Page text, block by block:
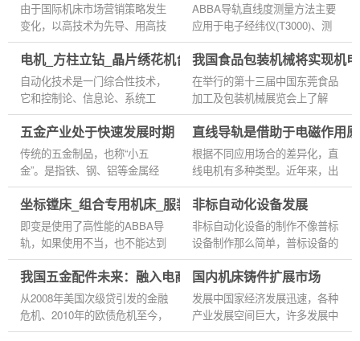
由于国际机床市场营销策略发生
变化，以高技术为先导、用高技
术装配的低价格中档机床产品迅
速占领中国机床市场，对中国国
内机床企业提出严峻挑战。...
ABBA导轨直线度测量方法主要
应用于电子经纬仪(T3000)、测
距仪(DI2002)、电子水准仪
(NA3003)等一些高精度电子仪
器的方法,以下是四种常用的方
法。 1.用水平仪测...
电机_方柱立钻_晶片绣花机台湾ABBA直线导轨滑块
自动化技术是一门综合性技术，
它和控制论、信息论、系统工
程、计算机技术、电子学、液压
气压技术、自动控制等都有着十
分密切的关系，而其中又以控...
我国食品包装机械将实现机
在举行的第十三届中国东莞食品
加工及包装机械展览会上了解
到，我国于上世纪80年代第一个
进口高潮引进的食品加工及包装
设备大多己进入更新换代期，...
五金产业处于快速发展时期
传统的五金制品，也称“小五
金”。是指铁、钢、铝等金属经
过锻造、压延、切割、等等物理
加工制造而成的各种金属器件。
例如五金工具、五金零部件、...
直线导轨是借助于电磁作用
根据不同应用场合的差异化，直
线电机有多种类型。近年来，出
现一种由直线电机和铝合金滚柱
导轨组成的高速直线驱动元部
件。...
坐标镗床_组合专用机床_服装钉珠机台湾ABBA线性滑轨滑
即变是使用了高性能的ABBA导
轨，如果使用不当，也不能达到
预期的性能效果，而且容易使导
轨损坏。 不过，在某种特殊的
操作条件下，导轨可以获得较
长...
非标自动化设备发展
非标自动化设备的制作不像普标
设备制作那么简单，普标设备的
制作生产根据具体的规定按流程
制作就可完成。而非标设备需要
根据根据具体的使用场所，...
我国五金配件未来：融入电商元素整合与升级
从2008年美国次级贷引发的金融
危机、2010年的欧债危机至今，
市场已经经历了约5年的低迷，
国内机床铸件扩展市场
发展中国家经济发展迅速，各种
产业发展空间巨大，许多发展中
国家都制订了支持汽车工业发展